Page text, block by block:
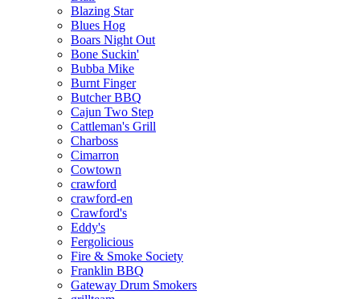
Blazing Star
Blues Hog
Boars Night Out
Bone Suckin'
Bubba Mike
Burnt Finger
Butcher BBQ
Cajun Two Step
Cattleman's Grill
Charboss
Cimarron
Cowtown
crawford
crawford-en
Crawford's
Eddy's
Fergolicious
Fire & Smoke Society
Franklin BBQ
Gateway Drum Smokers